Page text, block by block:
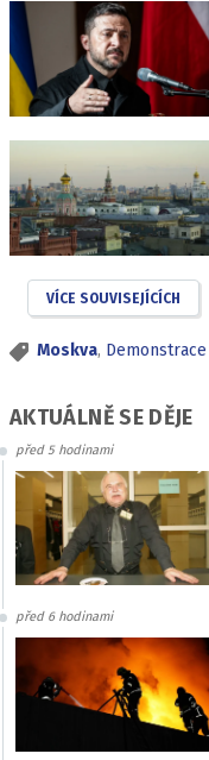
VÍCE SOUVISEJÍCÍCH
Moskva,
AKTUÁLNĚ SE DĚJE
před 5 hodinami
před 6 hodinami